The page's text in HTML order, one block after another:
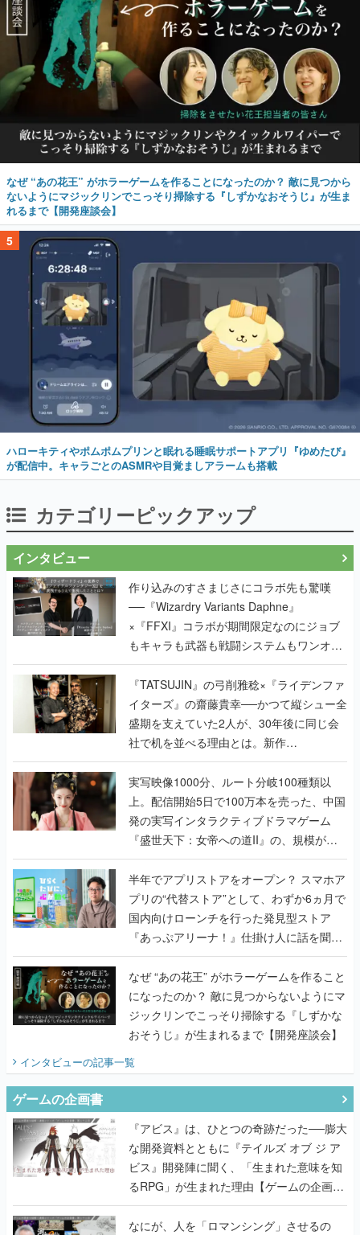
なぜ “あの花王” がホラーゲームを作ることになったのか？ 敵に見つから
ないようにマジックリンでこっそり掃除する『しずかなおそうじ』が生ま
れるまで【開発座談会】
5
ハローキティやポムポムプリンと眠れる睡眠サポートアプリ『ゆめたび』
が配信中。キャラごとのASMRや目覚ましアラームも搭載
カテゴリーピックアップ
インタビュー
作り込みのすさまじさにコラボ先も驚嘆
──『Wizardry Variants Daphne』
×『FFXI』コラボが期間限定なのにジョブ
もキャラも武器も戦闘システムもワンオフ
で作り込まれた理由を両ディレクターに聞
く
『TATSUJIN』の弓削雅稔×『ライデンファ
イターズ』の齋藤貴幸──かつて縦シュー全
盛期を支えていた2人が、30年後に同じ会
社で机を並べる理由とは。新作
『TATSUJIN EXTREME』で初タッグを組
んだレジェンド2人に訊く開発秘話
実写映像1000分、ルート分岐100種類以
上。配信開始5日で100万本を売った、中国
発の実写インタラクティブドラマゲーム
『盛世天下：女帝への道II』の、規模が違
うこだわりをプロデューサーに聞いた
半年でアプリストアをオープン？ スマホア
プリの“代替ストア”として、わずか6ヵ月で
国内向けローンチを行った発見型ストア
『あっぷアリーナ！』仕掛け人に話を聞い
てみた
なぜ “あの花王” がホラーゲームを作ること
になったのか？ 敵に見つからないようにマ
ジックリンでこっそり掃除する『しずかな
おそうじ』が生まれるまで【開発座談会】
インタビューの記事一覧
ゲームの企画書
『アビス』は、ひとつの奇跡だった──膨大
な開発資料とともに『テイルズ オブ ジ ア
ビス』開発陣に聞く、「生まれた意味を知
るRPG」が生まれた理由【ゲームの企画
書】
なにが、人を「ロマンシング」させるの